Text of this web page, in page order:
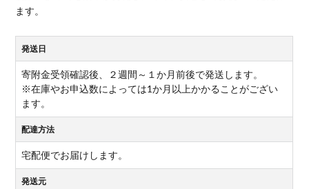
ます。
発送日
寄附金受領確認後、２週間～１か月前後で発送します。
※在庫やお申込数によっては1か月以上かかることがござい
ます。
配達方法
宅配便でお届けします。
発送元